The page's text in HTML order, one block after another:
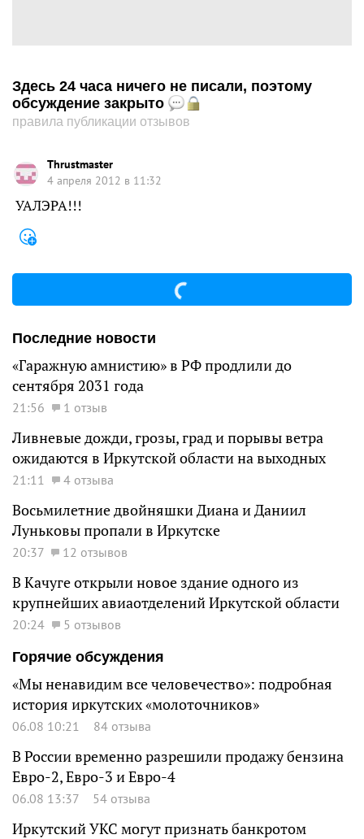
Здесь 24 часа ничего не писали, поэтому
обсуждение закрыто
правила публикации отзывов
Thrustmaster
4 апреля 2012 в 11:32
УАЛЭРА!!!
Последние новости
«Гаражную амнистию» в РФ продлили до
сентября 2031 года
21:56 1 отзыв
Ливневые дожди, грозы, град и порывы ветра
ожидаются в Иркутской области на выходных
21:11 4 отзыва
Восьмилетние двойняшки Диана и Даниил
Луньковы пропали в Иркутске
20:37 12 отзывов
В Качуге открыли новое здание одного из
крупнейших авиаотделений Иркутской области
20:24
5 отзывов
Горячие обсуждения
«Мы ненавидим все человечество»: подробная
история иркутских «молоточников»
06.08 10:21 84 отзыва
В России временно разрешили продажу бензина
Евро-2, Евро-3 и Евро-4
06.08 13:37 54 отзыва
Иркутский УКС могут признать банкротом